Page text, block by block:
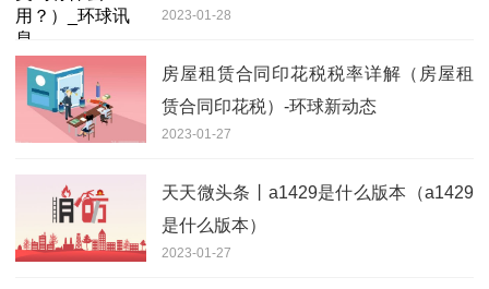
2023-01-28
房屋租赁合同印花税税率详解（房屋租
赁合同印花税）-环球新动态
2023-01-27
天天微头条丨a1429是什么版本（a1429
是什么版本）
2023-01-27